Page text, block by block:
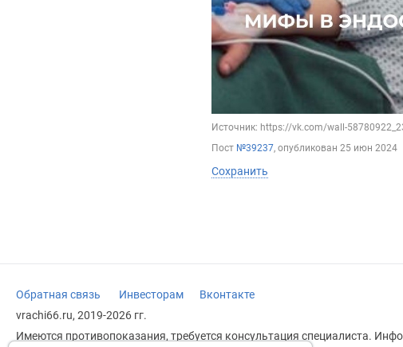
Источник: https://vk.com/wall-
Пост №39237, опубликован 25 июн 2024
Сохранить
Обратная связь Инвесторам
Вконтакте
vrachi66.ru, 2019-2026 гг.
Имеются противопоказания, требуется консультация специалиста.